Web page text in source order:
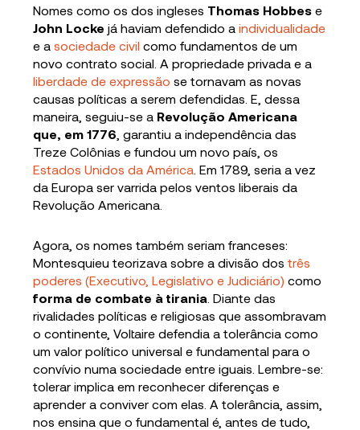
Nomes como os dos ingleses Thomas Hobbese
John Lockejá haviam defendido aindividualidade
e asociedade civil como fundamentos de um
novo contrato social. A propriedade privada e a
liberdade de expressão se tornavam as novas
causas políticas a serem defendidas. E, dessa
maneira, seguiu-se a Revolução Americana
que, em 1776 , garantiu a independência das
Treze Colônias e fundou um novo país, os
Estados Unidos da América . Em 1789, seria a vez
da Europa ser varrida pelos ventos liberais da
Revolução Americana.
Agora, os nomes também seriam franceses:
Montesquieu teorizava sobre a divisão dostrês
poderes (Executivo, Legislativo e Judiciário) como
forma de combate à tirania . Diante das
rivalidades políticas e religiosas que assombravam
o continente, Voltaire defendia a tolerância como
um valor político universal e fundamental para o
convívio numa sociedade entre iguais. Lembre-se:
tolerar implica em reconhecer diferenças e
aprender a conviver com elas. A tolerância, assim,
nos ensina que o fundamental é, antes de tudo,